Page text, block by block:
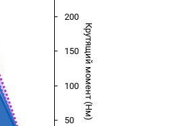
Крутящий момент (Нм)
50
100
150
200